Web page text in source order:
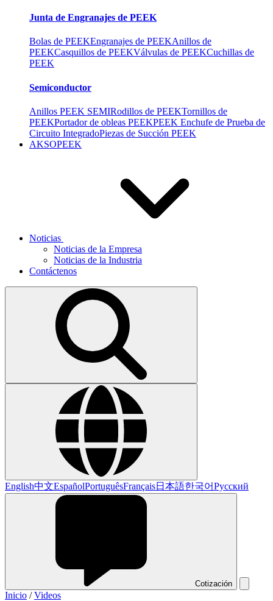
Junta de Engranajes de PEEK
Bolas de PEEKEngranajes de PEEKAnillos de
PEEKCasquillos de PEEKVálvulas de PEEKCuchillas de
PEEK
Semiconductor
Anillos PEEK SEMIRodillos de PEEKTornillos de
PEEKPortador de obleas PEEKPEEK Enchufe de Prueba de
Circuito IntegradoPiezas de Succión PEEK
AKSOPEEK
Noticias
Noticias de la Empresa
Noticias de la Industria
Contáctenos
English中文EspañolPortuguêsFrançais日本語한국어Русский
Cotización
Inicio /Videos